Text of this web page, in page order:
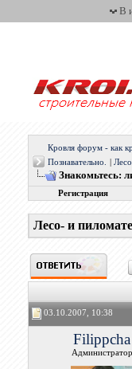
В
Кровля форум - как
Познавательно.
Знакомьтесь:
Регистрация
Лесо- и
03.10.2007, 10:38
Filippcha
Администратор